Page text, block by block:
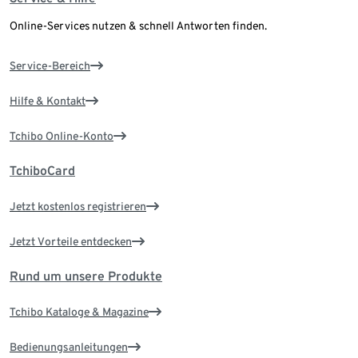
Online-Services nutzen & schnell Antworten finden.
Service-Bereich
Hilfe & Kontakt
Tchibo Online-Konto
TchiboCard
Jetzt kostenlos registrieren
Jetzt Vorteile entdecken
Rund um unsere Produkte
Tchibo Kataloge & Magazine
Bedienungsanleitungen